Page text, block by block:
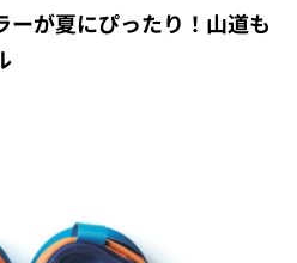
ーが夏にぴったり！山道も